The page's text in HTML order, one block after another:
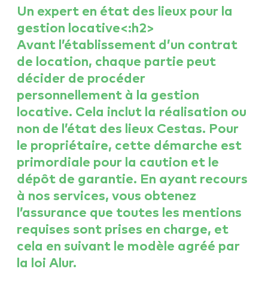
Un expert en état des lieux pour la
gestion locative<:h2>
Avant l’établissement d’un contrat
de location, chaque partie peut
décider de procéder
personnellement à la gestion
locative. Cela inclut la réalisation ou
non de l’état des lieux Cestas. Pour
le propriétaire, cette démarche est
primordiale pour la caution et le
dépôt de garantie. En ayant recours
à nos services, vous obtenez
l’assurance que toutes les mentions
requises sont prises en charge, et
cela en suivant le modèle agréé par
la loi Alur.